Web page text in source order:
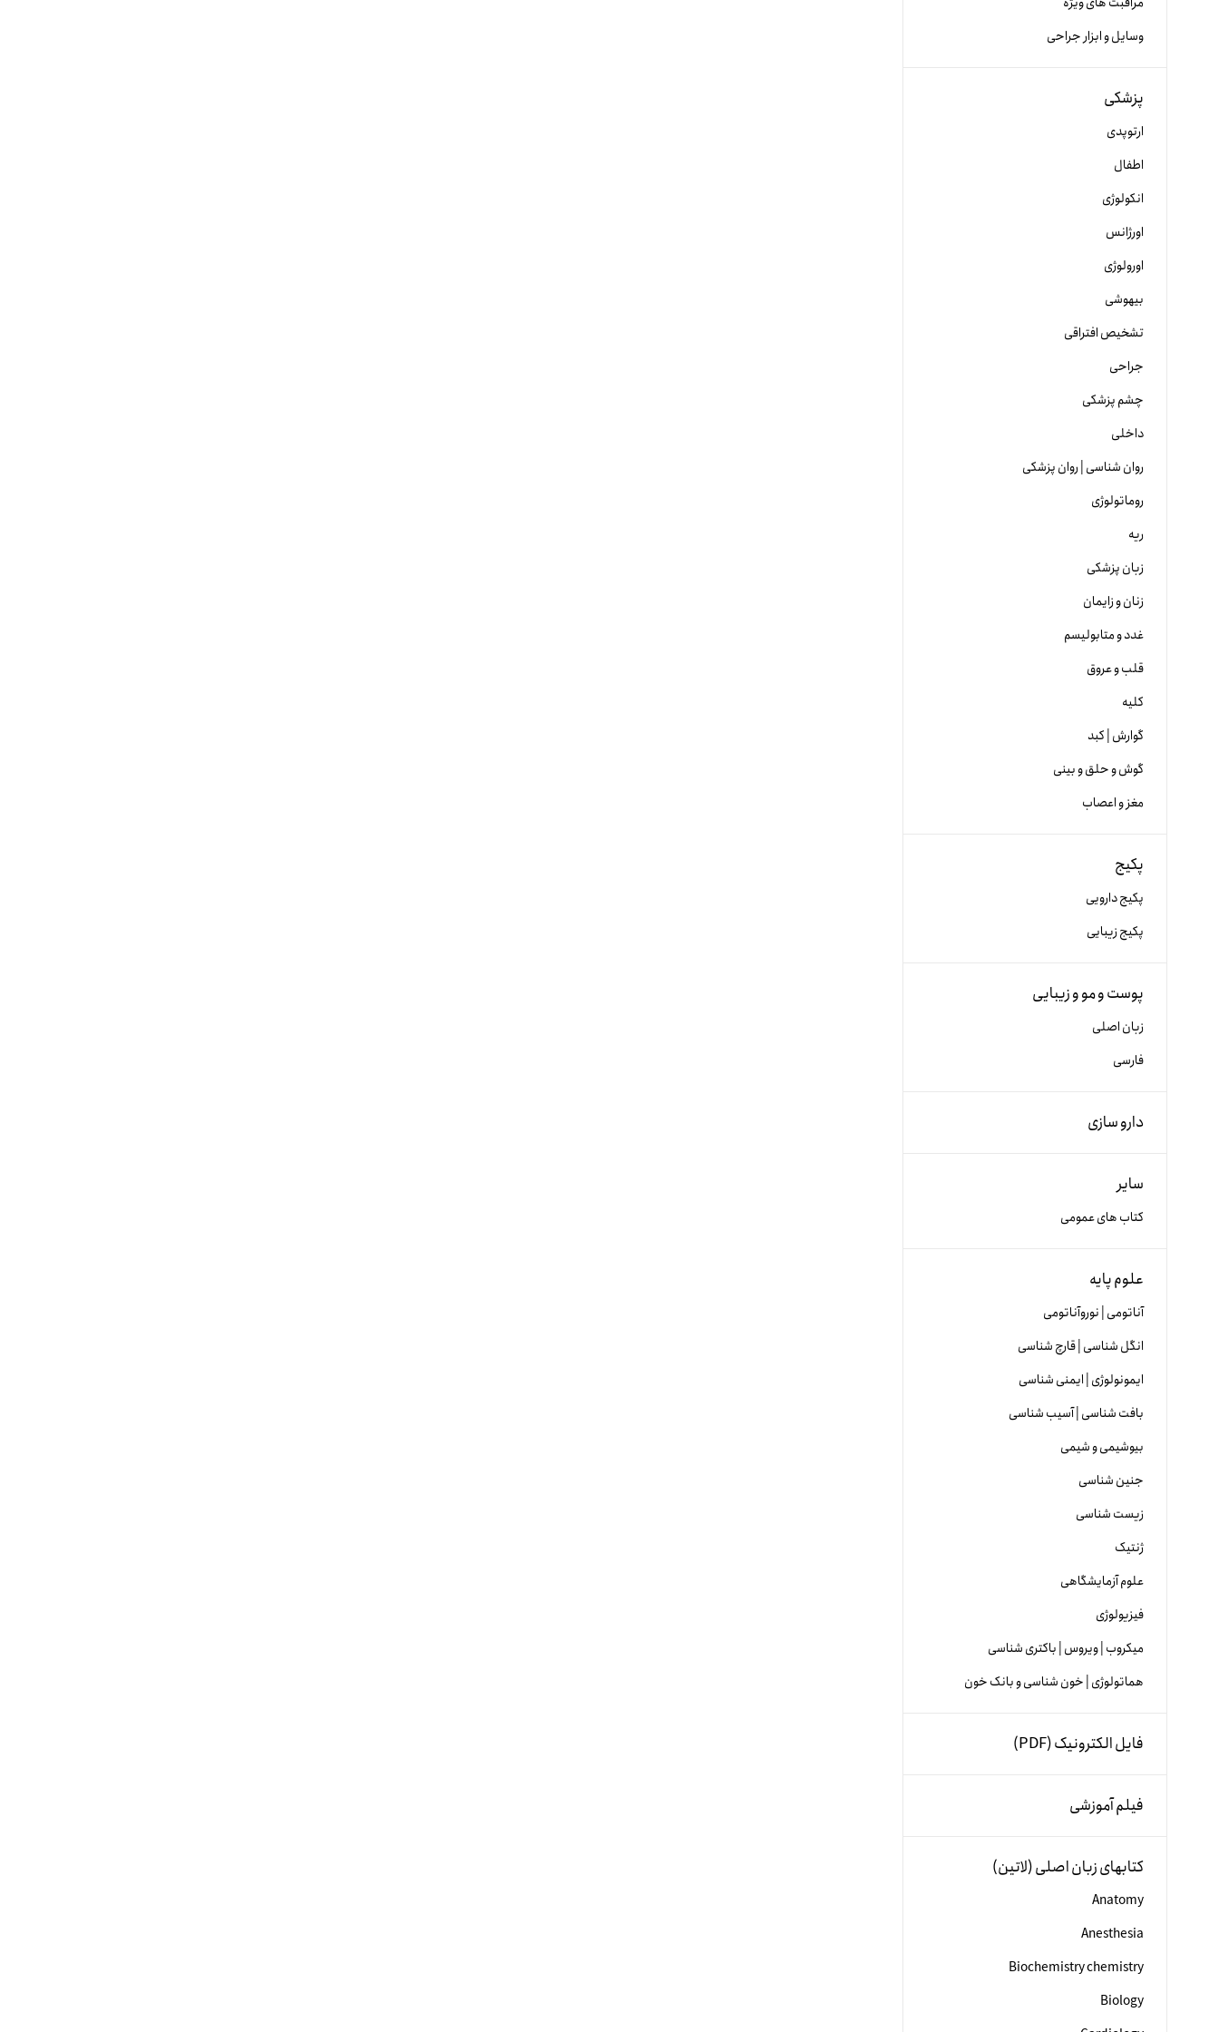
وسایل و ابزار جراحی
پزشکی
ارتوپدی
اطفال
انکولوژی
اورژانس
اورولوژی
بیهوشی
تشخیص افتراقی
جراحی
چشم پزشکی
داخلی
روان شناسی | روان پزشکی
روماتولوژی
ریه
زبان پزشکی
زنان و زایمان
غدد و متابولیسم
قلب و عروق
کلیه
گوارش | کبد
گوش و حلق و بینی
مغز و اعصاب
پکیج
پکیج دارویی
پکیج زیبایی
پوست و مو و زیبایی
زبان اصلی
فارسی
دارو سازی
سایر
کتاب های عمومی
علوم پایه
آناتومی | نوروآناتومی
انگل شناسی | قارچ شناسی
ایمونولوژی | ایمنی شناسی
بافت شناسی | آسیب شناسی
بیوشیمی و شیمی
جنین شناسی
زیست شناسی
ژنتیک
علوم آزمایشگاهی
فیزیولوژی
میکروب | ویروس | باکتری شناسی
هماتولوژی | خون شناسی و بانک خون
فایل الکترونیک (PDF)
فیلم آموزشی
کتابهای زبان اصلی (لاتین)
Anatomy
Anesthesia
Biochemistry chemistry
Biology